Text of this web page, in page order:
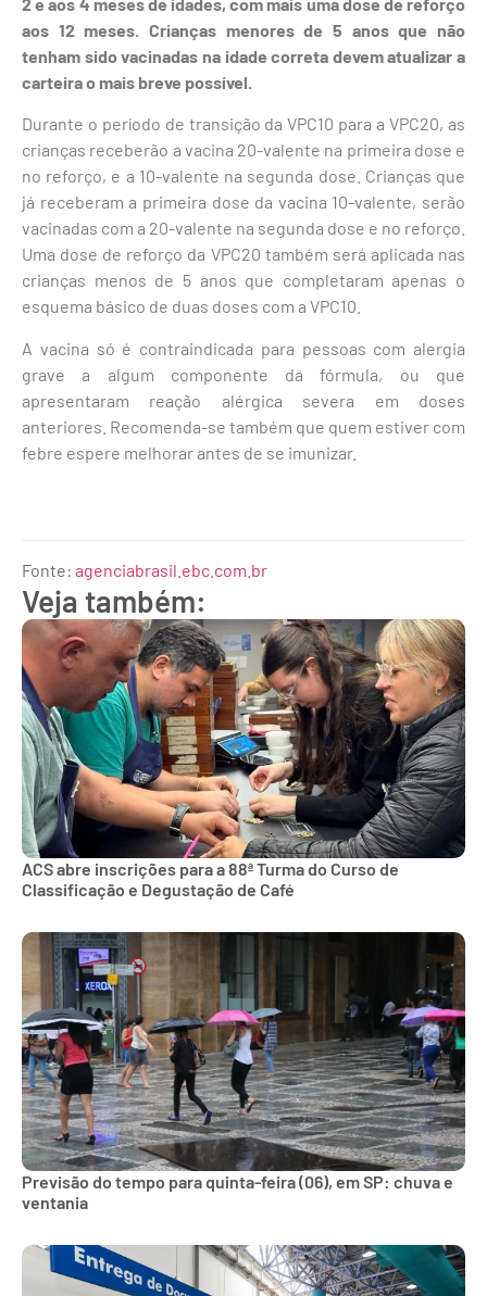
aos 12 meses. Crianças menores de 5 anos que não
tenham sido vacinadas na idade correta devem atualizar a
carteira o mais breve possível.
Durante o período de transição da VPC10 para a VPC20, as
crianças receberão a vacina 20-valente na primeira dose e
no reforço, e a 10-valente na segunda dose. Crianças que
já receberam a primeira dose da vacina 10-valente, serão
vacinadas com a 20-valente na segunda dose e no reforço.
Uma dose de reforço da VPC20 também será aplicada nas
crianças menos de 5 anos que completaram apenas o
esquema básico de duas doses com a VPC10.
A vacina só é contraindicada para pessoas com alergia
grave a algum componente da fórmula, ou que
apresentaram reação alérgica severa em doses
anteriores. Recomenda-se também que quem estiver com
febre espere melhorar antes de se imunizar.
Fonte: agenciabrasil.ebc.com.br
Veja também:
ACS abre inscrições para a 88ª Turma do Curso de
Classificação e Degustação de Café
Previsão do tempo para quinta-feira (06), em SP: chuva e
ventania